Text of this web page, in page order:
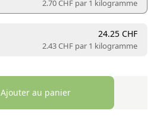
2.70 CHF par 1 kilogramme
24.25 CHF
2.43 CHF par 1 kilogramme
Ajouter au panier